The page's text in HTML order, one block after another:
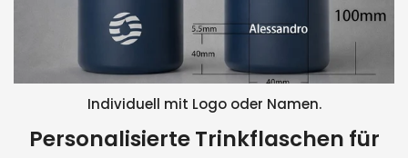
Individuell mit Logo oder Namen.
Personalisierte Trinkflaschen für